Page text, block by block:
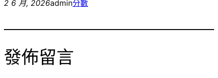
2 6 月, 2026admin分數
發佈留言